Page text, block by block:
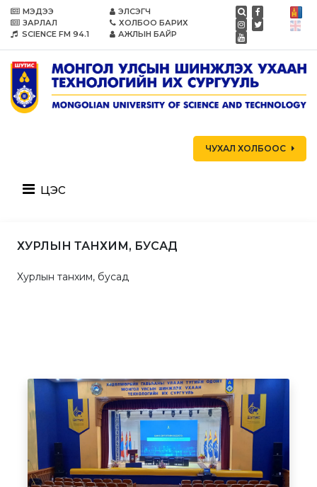
МЭДЭЭ
ЗАРЛАЛ
SCIENCE FM 94.1
ЭЛСЭГЧ
ХОЛБОО БАРИХ
АЖЛЫН БАЙР
ЧУХАЛ ХОЛБООС
цэс
ХУРЛЫН ТАНХИМ, БУСАД
Хурлын танхим, бусад